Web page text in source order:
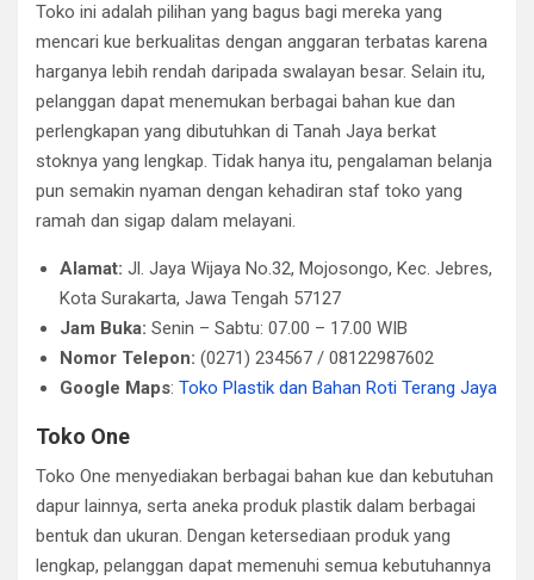
Toko ini adalah pilihan yang bagus bagi mereka yang
mencari kue berkualitas dengan anggaran terbatas karena
harganya lebih rendah daripada swalayan besar. Selain itu,
pelanggan dapat menemukan berbagai bahan kue dan
perlengkapan yang dibutuhkan di Tanah Jaya berkat
stoknya yang lengkap. Tidak hanya itu, pengalaman belanja
pun semakin nyaman dengan kehadiran staf toko yang
ramah dan sigap dalam melayani.
Alamat: Jl. Jaya Wijaya No.32, Mojosongo, Kec. Jebres,
Kota Surakarta, Jawa Tengah 57127
Jam Buka: Senin – Sabtu: 07.00 – 17.00 WIB
Nomor Telepon: (0271) 234567 / 08122987602
Google Maps: Toko Plastik dan Bahan Roti Terang Jaya
Toko One
Toko One menyediakan berbagai bahan kue dan kebutuhan
dapur lainnya, serta aneka produk plastik dalam berbagai
bentuk dan ukuran. Dengan ketersediaan produk yang
lengkap, pelanggan dapat memenuhi semua kebutuhannya